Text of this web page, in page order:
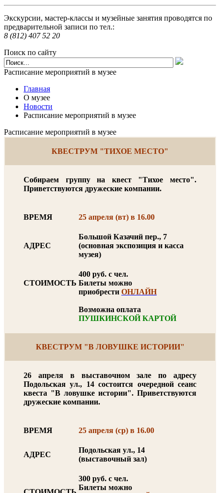
Экскурсии, мастер-классы и музейные занятия проводятся по
предварительной записи по тел.:
8 (812) 407 52 20
Поиск по сайту
Расписание мероприятий в музее
Главная
О музее
Новости
Расписание мероприятий в музее
Расписание мероприятий в музее
КВЕСТРУМ "ТИХОЕ МЕСТО"
Собираем группу на квест "Тихое место".
Приветствуются дружеские компании.
ВРЕМЯ 25 апреля (вт) в 16.00
АДРЕС
Большой Казачий пер., 7
(основная экспозиция и касса
музея)
СТОИМОСТЬ
400 руб. с чел.
Билеты можно
приобрести ОНЛАЙН
Возможна оплата
ПУШКИНСКОЙ КАРТОЙ
КВЕСТРУМ "В ЛОВУШКЕ ИСТОРИИ"
26 апреля в выставочном зале по адресу
Подольская ул., 14 состоится очередной сеанс
квеста "В ловушке истории". Приветствуются
дружеские компании.
ВРЕМЯ 25 апреля (ср) в 16.00
АДРЕС
Подольская ул., 14
(выставочный зал)
300 руб. с чел.
Билеты можно